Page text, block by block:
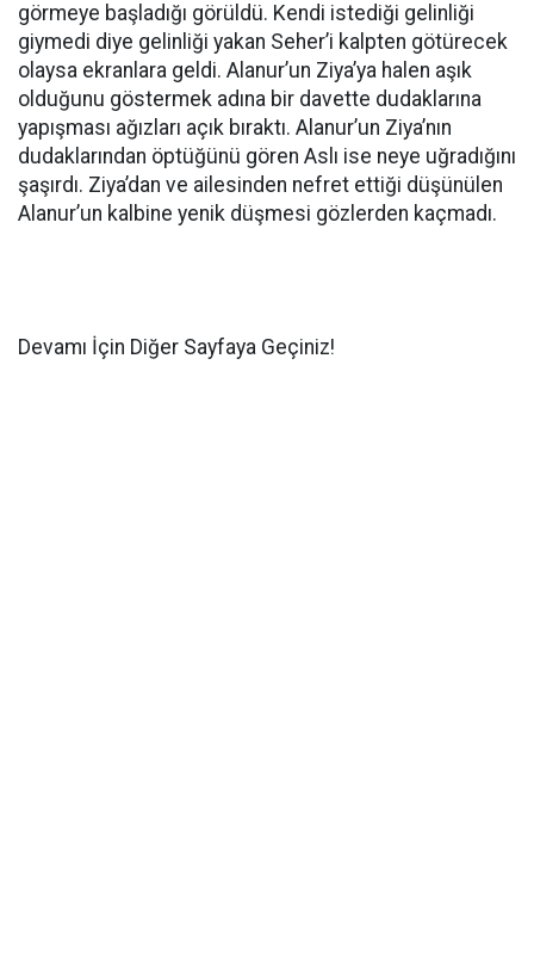
görmeye başladığı görüldü. Kendi istediği gelinliği
giymedi diye gelinliği yakan Seher’i kalpten götürecek
olaysa ekranlara geldi. Alanur’un Ziya’ya halen aşık
olduğunu göstermek adına bir davette dudaklarına
yapışması ağızları açık bıraktı. Alanur’un Ziya’nın
dudaklarından öptüğünü gören Aslı ise neye uğradığını
şaşırdı. Ziya’dan ve ailesinden nefret ettiği düşünülen
Alanur’un kalbine yenik düşmesi gözlerden kaçmadı.
Devamı İçin Diğer Sayfaya Geçiniz!